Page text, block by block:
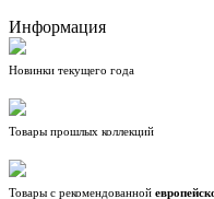
Информация
Новинки текущего года
Товары прошлых коллекций
Товары с рекомендованной